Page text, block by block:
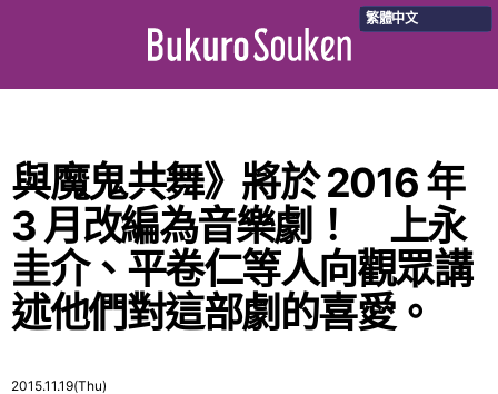
繁體中文
與魔鬼共舞》將於 2016 年
3 月改編為音樂劇！ 上永
圭介、平卷仁等人向觀眾講
述他們對這部劇的喜愛。
2015.11.19(Thu)